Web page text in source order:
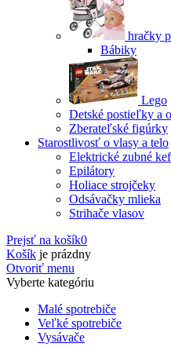
hračky
Bábiky
Lego
Detské postieľky a
Zberateľské figúrky
Starostlivosť o vlasy a telo
Elektrické zubné
Epilátory
Holiace strojčeky
Odsávačky mlieka
Strihače vlasov
Prejsť na košík0
Košík je prázdny
Otvoriť menu
Vyberte kategóriu
Malé spotrebiče
Veľké spotrebiče
Vysávače